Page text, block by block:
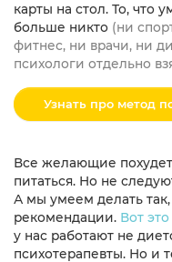
карты на стол. То, что
больше никто (ни
фитнес, ни врачи, ни
психологи отдельно
Узнать про метод
Все желающие
питаться. Но не
А мы умеем делать
рекомендации. Вот
у нас работают не
психотерапевты. Но и